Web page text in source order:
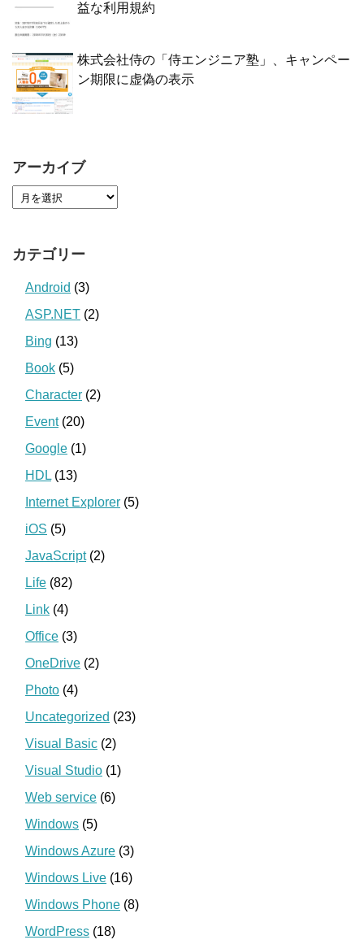
益な利用規約
株式会社侍の「侍エンジニア塾」、キャンペー
ン期限に虚偽の表示
アーカイブ
カテゴリー
Android (3)
ASP.NET (2)
Bing (13)
Book (5)
Character (2)
Event(20)
Google (1)
HDL (13)
Internet Explorer (5)
iOS (5)
JavaScript(2)
Life (82)
Link (4)
Office (3)
OneDrive (2)
Photo (4)
Uncategorized (23)
Visual Basic (2)
Visual Studio (1)
Web service (6)
Windows (5)
Windows Azure (3)
Windows Live (16)
Windows Phone (8)
WordPress (18)